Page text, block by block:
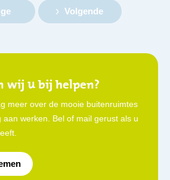
Volgende
wij u bij helpen?
meer over de mooie buitenruimtes
werken. Bel of mail gerust als u